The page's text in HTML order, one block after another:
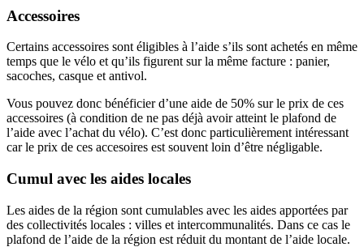
Accessoires
Certains accessoires sont éligibles à l’aide s’ils sont achetés en même
temps que le vélo et qu’ils figurent sur la même facture : panier,
sacoches, casque et antivol.
Vous pouvez donc bénéficier d’une aide de 50% sur le prix de ces
accessoires (à condition de ne pas déjà avoir atteint le plafond de
l’aide avec l’achat du vélo). C’est donc particulièrement intéressant
car le prix de ces accesoires est souvent loin d’être négligable.
Cumul avec les aides locales
Les aides de la région sont cumulables avec les aides apportées par
des collectivités locales : villes et intercommunalités. Dans ce cas le
plafond de l’aide de la région est réduit du montant de l’aide locale.